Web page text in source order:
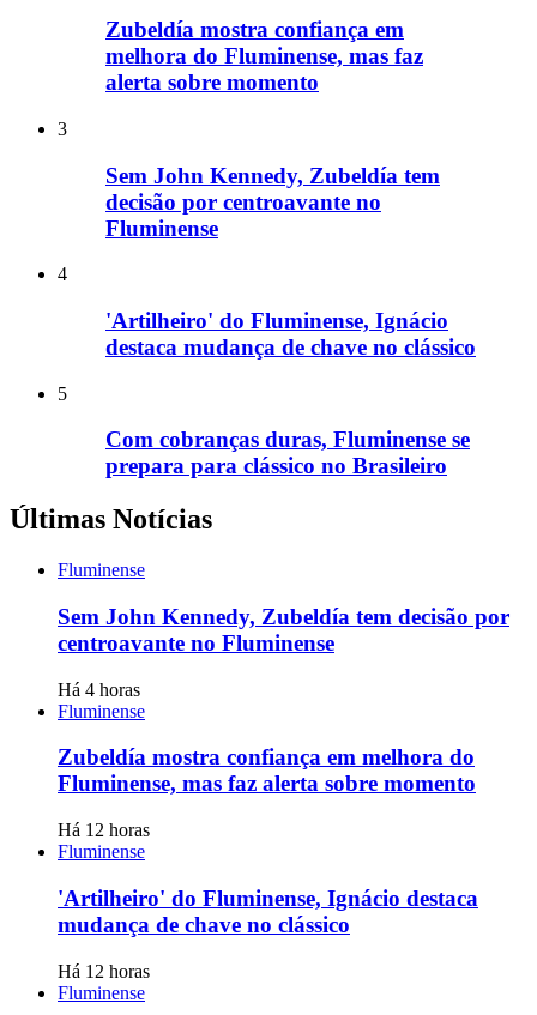
Zubeldía mostra confiança em
melhora do Fluminense, mas faz
alerta sobre momento
3
Sem John Kennedy, Zubeldía tem
decisão por centroavante no
Fluminense
4
'Artilheiro' do Fluminense, Ignácio
destaca mudança de chave no clássico
5
Com cobranças duras, Fluminense se
prepara para clássico no Brasileiro
Últimas Notícias
Fluminense
Sem John Kennedy, Zubeldía tem decisão por
centroavante no Fluminense
Há 4 horas
Fluminense
Zubeldía mostra confiança em melhora do
Fluminense, mas faz alerta sobre momento
Há 12 horas
Fluminense
'Artilheiro' do Fluminense, Ignácio destaca
mudança de chave no clássico
Há 12 horas
Fluminense